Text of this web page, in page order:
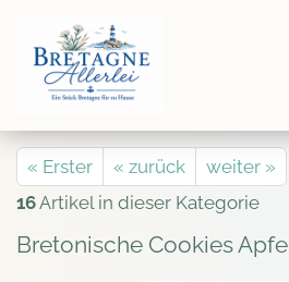
« Erster « zurück
weiter »
16Artikel in dieser Kategorie
Bretonische Cookies